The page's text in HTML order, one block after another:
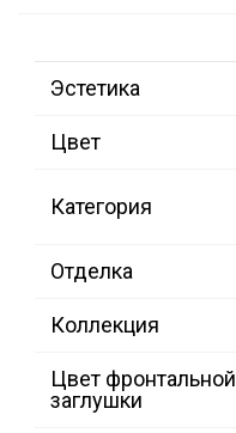
Эстетика
Цвет
Категория
Отделка
Коллекция
Цвет фронтальной
заглушки